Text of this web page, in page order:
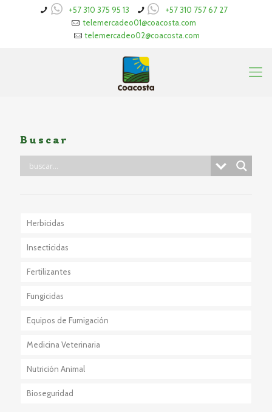
+57 310 375 95 13
+57 310 757 67 27
telemercadeo01@coacosta.com
telemercadeo02@coacosta.com
Buscar
Herbicidas
Insecticidas
Fertilizantes
Fungicidas
Equipos de Fumigación
Medicina Veterinaria
Nutrición Animal
Bioseguridad